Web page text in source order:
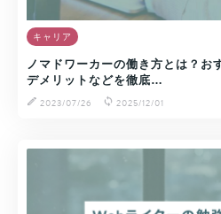
キャリア
ノマドワーカーの働き方とは？お
デメリットなどを徹底…
2023/07/26
2025/12/01